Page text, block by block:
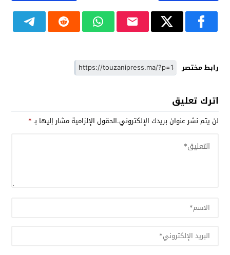
رابط مختصر
اترك تعليق
لن يتم نشر عنوان بريدك الإلكتروني.الحقول الإلزامية مشار إليها بـ*